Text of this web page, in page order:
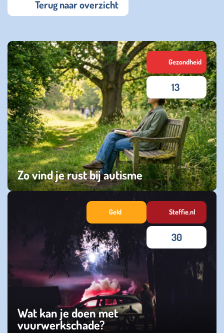
Terug naar overzicht
Zo vind je rust bij autisme
donderdag 23 juli 2026
Gezondheid
13
Wat kan je doen met
vuurwerkschade?
Geld Steffie.nl
30